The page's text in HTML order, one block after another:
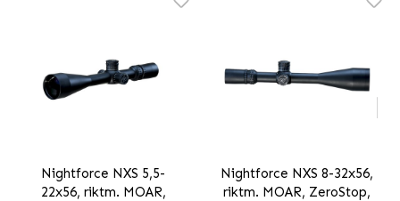
Nightforce NXS 5,5-
22x56, riktm. MOAR,
Nightforce NXS 8-32x56,
riktm. MOAR, ZeroStop,